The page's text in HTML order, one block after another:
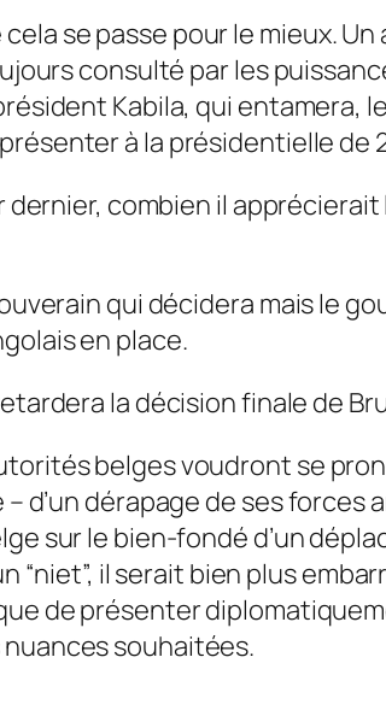
se passe pour le mieux.
consulté par les
Kabila, qui entamera,
à la présidentielle de
dernier, combien il
qui décidera mais le
en place.
la décision finale de
belges voudront se
– d’un dérapage de ses
sur le bien-fondé d’un
“niet”, il serait bien plus
de présenter
souhaitées.